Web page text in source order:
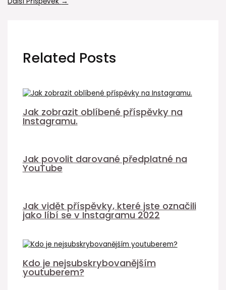
Related Posts
Jak zobrazit oblíbené příspěvky na
Instagramu.
Jak povolit darované předplatné na
YouTube
Jak vidět příspěvky, které jste označili
jako líbí se v Instagramu 2022
Kdo je nejsubskrybovanějším
youtuberem?